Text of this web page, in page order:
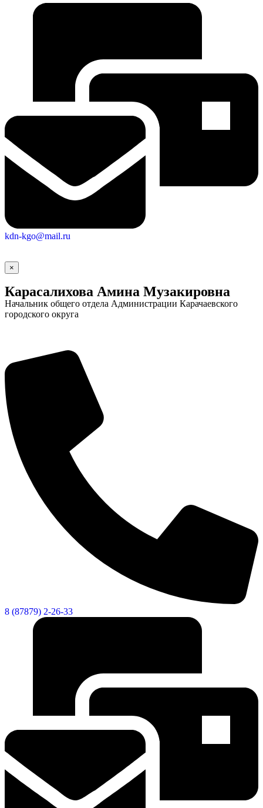
Городская Среда
kdn-kgo@mail.ru
×
Карасалихова Амина Музакировна
Начальник общего отдела Администрации Карачаевского
городского округа
8 (87879) 2-26-33